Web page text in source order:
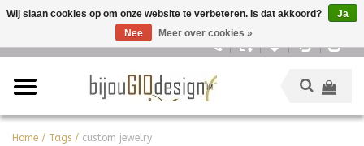
Home / Tags / custom jewelry
Wij slaan cookies op om onze website te verbeteren. Is dat akkoord?
Ja
Nee
Meer over cookies »